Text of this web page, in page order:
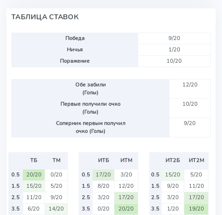
ТАБЛИЦА СТАВОК
Победа
9/20
Ничья
1/20
Поражение
10/20
Обе забили
(Голы)
12/20
Первые получили очко
(Голы)
10/20
Соперник первым получил
очко (Голы)
9/20
ТБ
ТМ
0.5
20/20
0/20
1.5
15/20
5/20
2.5
11/20
9/20
3.5
6/20
14/20
ИТБ
ИТМ
0.5
17/20
3/20
1.5
8/20
12/20
2.5
3/20
17/20
3.5
0/20 20/20
ИТ2Б
ИТ2М
0.5
15/20
5/20
1.5
9/20
11/20
2.5
3/20
17/20
3.5
1/20
19/20